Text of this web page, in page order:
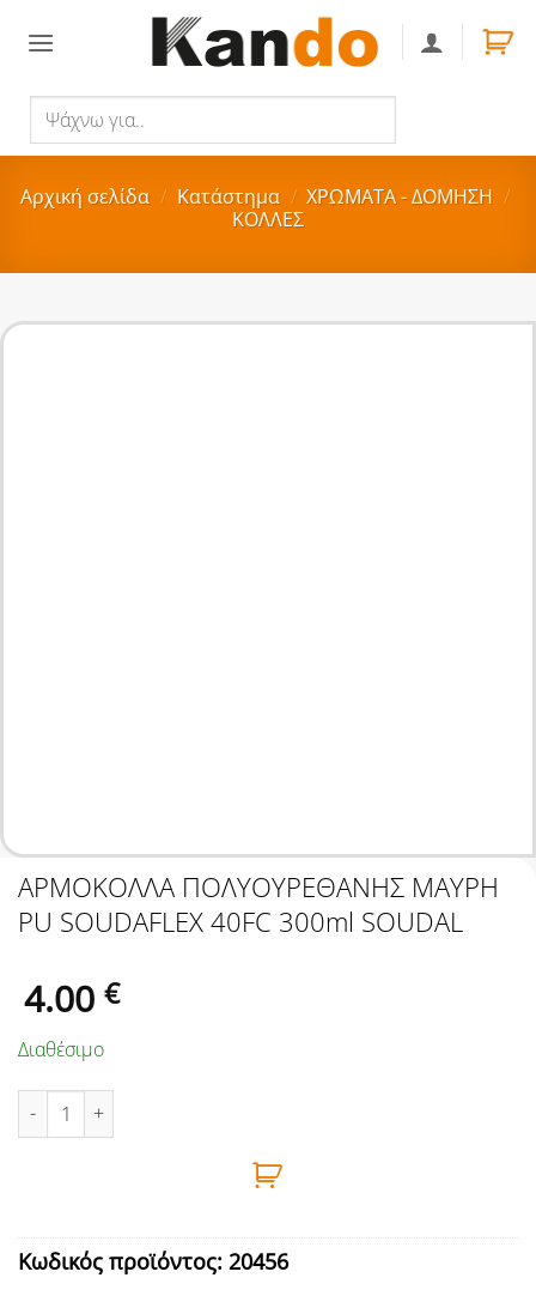
για..
Αρχική σελίδα / Κατάστημα / ΧΡΩΜΑΤΑ - ΔΟΜΗΣΗ /
ΚΟΛΛΕΣ
ΑΡΜΟΚΟΛΛΑ ΠΟΛΥΟΥΡΕΘΑΝΗΣ ΜΑΥΡΗ
PU SOUDAFLEX 40FC 300ml SOUDAL
4.00 €
Διαθέσιμο
ΑΡΜΟΚΟΛΛΑ ΠΟΛΥΟΥΡΕΘΑΝΗΣ ΜΑΥΡΗ PU SOUDAFLEX 40FC
Κωδικός προϊόντος: 20456